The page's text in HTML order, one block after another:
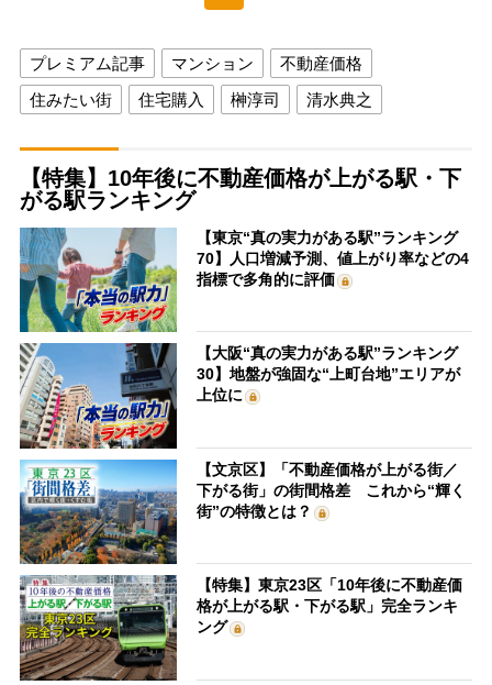
プレミアム記事 マンション
不動産価格
住みたい街
住宅購入 榊淳司 清水典之
【特集】10年後に不動産価格が上がる駅・下
がる駅ランキング
【東京“真の実力がある駅”ランキング
70】人口増減予測、値上がり率などの4
指標で多角的に評価
【大阪“真の実力がある駅”ランキング
30】地盤が強固な“上町台地”エリアが
上位に
【文京区】「不動産価格が上がる街／
下がる街」の街間格差 これから“輝く
街”の特徴とは？
【特集】東京23区「10年後に不動産価
格が上がる駅・下がる駅」完全ランキ
ング